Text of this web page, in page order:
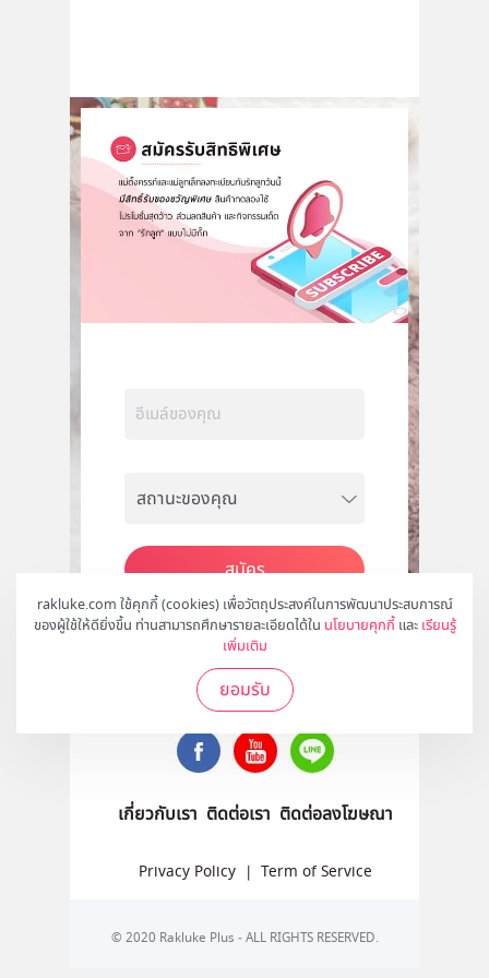
rakluke.com ใช้คุกกี้ (cookies) เพื่อวัตถุประสงค์ในการพัฒนาประสบการณ์
ของผู้ใช้ให้ดียิ่งขึ้น ท่านสามารถศึกษารายละเอียดได้ใน นโยบายคุกกี้ และ เรียนรู้
เพิ่มเติม
ยอมรับ
สมัคร
ติดตามเราได้ที่
เกี่ยวกับเรา ติดต่อเรา ติดต่อลงโฆษณา
Privacy Policy | Term of Service
© 2020 Rakluke Plus - ALL RIGHTS RESERVED.